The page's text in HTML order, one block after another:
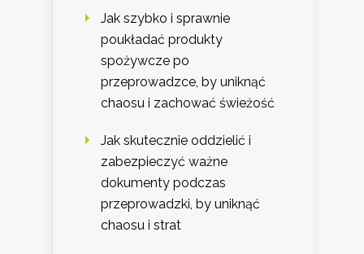
Jak szybko i sprawnie
poukładać produkty
spożywcze po
przeprowadzce, by uniknąć
chaosu i zachować świeżość
Jak skutecznie oddzielić i
zabezpieczyć ważne
dokumenty podczas
przeprowadzki, by uniknąć
chaosu i strat